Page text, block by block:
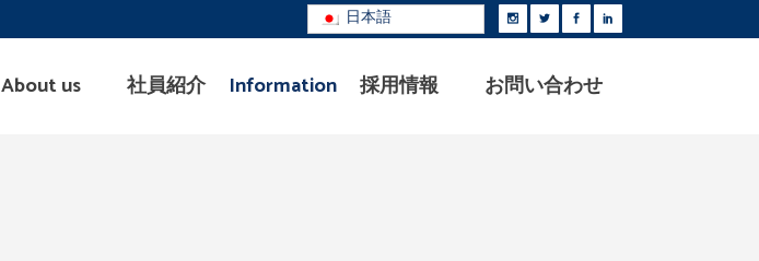
日本語
About us 社員紹介 Information 採用情報 お問い合わせ